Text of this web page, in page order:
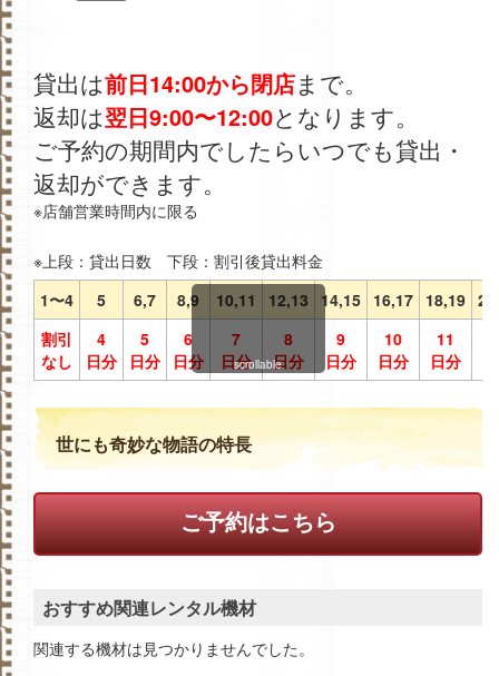
貸出は前日14:00から閉店まで。
返却は翌日9:00〜12:00となります。
ご予約の期間内でしたらいつでも貸出・
返却ができます。
※店舗営業時間内に限る
※上段：貸出日数 下段：割引後貸出料金
1〜4
5 6,7 8,9 10,11 12,13 14,15 16,17 18,19
割引
なし
4
日分
5
日分
6
日分
7
日分
8
日分
9
日分
10
日分
11
日分
scrollable
世にも奇妙な物語の特長
ご予約はこちら
おすすめ関連レンタル機材
関連する機材は見つかりませんでした。